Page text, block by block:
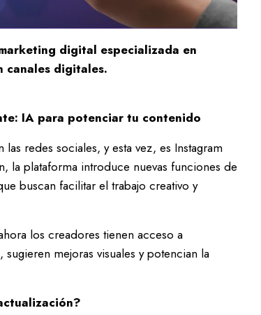
digital especializada en
canales digitales.
IA para potenciar tu contenido
redes sociales, y esta vez, es Instagram
la plataforma introduce nuevas funciones de
buscan facilitar el trabajo creativo y
los creadores tienen acceso a
mejoras visuales y potencian la